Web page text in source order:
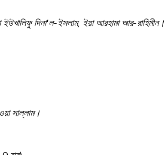
দিনা'ল-ইসলাম, ইয়া আরহামা আর-রাহিমীন।
সাল্লাম।